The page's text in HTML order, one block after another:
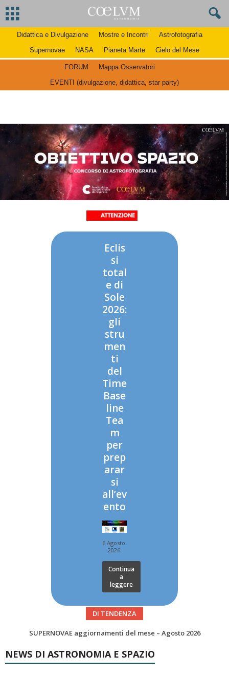
Didattica e Divulgazione Mostre e Incontri
Astrofotografia
Supernovae
NASA Pianeta Marte Cielo del Mese
FORUM
Mappa Osservatori
EVENTI (divulgazione, didattica, star party)
Eclis
si
total
e di
Sole
2026:
gli
stru
men
ti
del
Time
Base
line
Tea
m
per
prep
arar
si
all’ev
ento
6 Agosto
2026
Continua
a
leggere
DI TENDENZA
Le Comete del mese di Agosto: LA 10P/TEMPEL AL PERIELIO
NEWS DI ASTRONOMIA E SPAZIO